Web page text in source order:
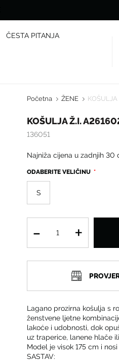
ČESTA PITANJA
Početna ŽENE KOŠULJA
KOŠULJA Ž.I.
136051
Najniža cijena u zadnjih 30
ODABERITE VELIČINU
S
Lagano prozirna košulja s
ženstvene ljetne
lakoće i udobnosti, dok
uz traperice, lanene hlače
Model je visok 175 cm i
SASTAV: